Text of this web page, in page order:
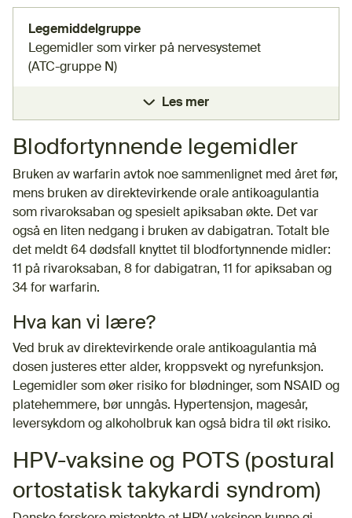
Legemiddelgruppe
Legemidler som virker på nervesystemet
(ATC-gruppe N)​
Les mer
Blodfortynnende legemidler
Bruken av warfarin avtok noe sammenlignet med året før,
mens bruken av direktevirkende orale antikoagulantia
som rivaroksaban og spesielt apiksaban økte. Det var
også en liten nedgang i bruken av dabigatran. Totalt ble
det meldt 64 dødsfall knyttet til blodfortynnende midler:
11 på rivaroksaban, 8 for dabigatran, 11 for apiksaban og
34 for warfarin.
Hva kan vi lære?
Ved bruk av direktevirkende orale antikoagulantia må
dosen justeres etter alder, kroppsvekt og nyrefunksjon.
Legemidler som øker risiko for blødninger, som NSAID og
platehemmere, bør unngås. Hypertensjon, magesår,
leversykdom og alkoholbruk kan også bidra til økt risiko.
HPV-vaksine og POTS (postural
ortostatisk takykardi syndrom)